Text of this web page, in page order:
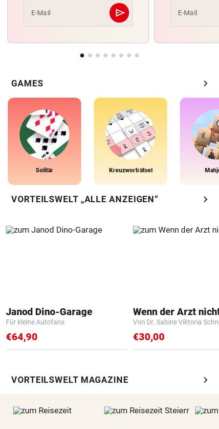
E-Mail send
Abschicken E-Mail
GAMES chevron_right
Solitär Kreuzworträtsel
VORTEILSWELT „ALLE ANZEIGEN“ chevron_right
Janod Dino-Garage
Für kleine Autofans
€64,90
Von Dr. Sabine Viktoria
€30,00
VORTEILSWELT MAGAZINE chevron_right